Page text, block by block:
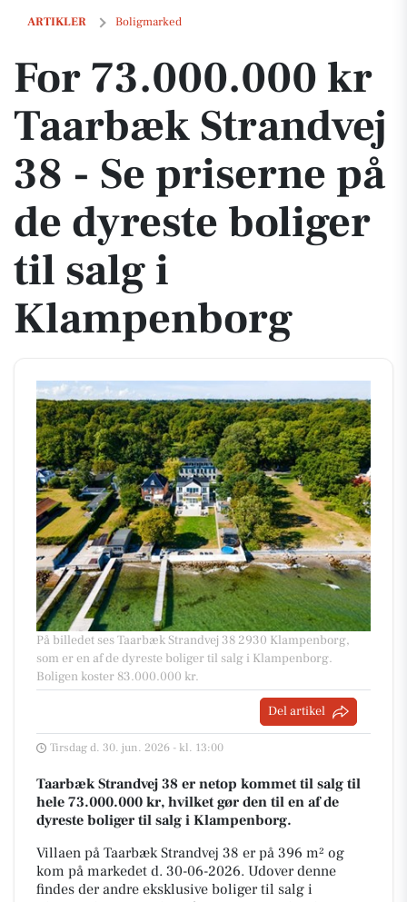
ARTIKLER Boligmarked
For 73.000.000 kr Taarbæk Strandvej 38 - Se priserne på de dyreste
For 73.000.000 kr
Taarbæk Strandvej
38 - Se priserne på
de dyreste boliger
til salg i
Klampenborg
På billedet ses Taarbæk Strandvej 38 2930 Klampenborg,
som er en af de dyreste boliger til salg i Klampenborg.
Boligen koster 83.000.000 kr.
Del artikel
Tirsdag d. 30. jun. 2026 - kl. 13:00
Taarbæk Strandvej 38 er netop kommet til salg til
hele 73.000.000 kr, hvilket gør den til en af de
dyreste boliger til salg i Klampenborg.
Villaen på Taarbæk Strandvej 38 er på 396 m² og
kom på markedet d. 30-06-2026. Udover denne
findes der andre eksklusive boliger til salg i